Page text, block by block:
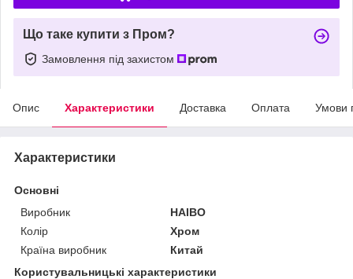
Що таке купити з Пром?
Замовлення під захистом
Опис Характеристики Доставка Оплата Умови
Характеристики
Основні
Виробник
HAIBO
Колір
Хром
Країна виробник
Китай
Користувальницькі характеристики